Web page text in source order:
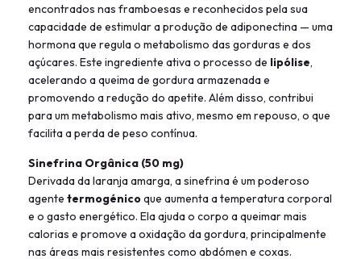
encontrados nas framboesas e reconhecidos pela sua
capacidade de estimular a produção de adiponectina — uma
hormona que regula o metabolismo das gorduras e dos
açúcares. Este ingrediente ativa o processo de lipólise,
acelerando a queima de gordura armazenada e
promovendo a redução do apetite. Além disso, contribui
para um metabolismo mais ativo, mesmo em repouso, o que
facilita a perda de peso contínua.
Sinefrina Orgânica (50 mg)
Derivada da laranja amarga, a sinefrina é um poderoso
agente termogénicoque aumenta a temperatura corporal
e o gasto energético. Ela ajuda o corpo a queimar mais
calorias e promove a oxidação da gordura, principalmente
nas áreas mais resistentes como abdómen e coxas.